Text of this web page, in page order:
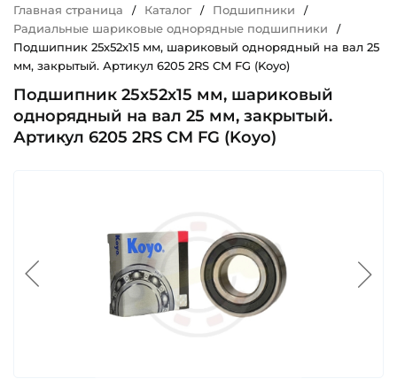
Главная страница / Каталог / Подшипники /
Радиальные шариковые однорядные подшипники /
Подшипник 25х52х15 мм, шариковый однорядный на вал 25
мм, закрытый. Артикул 6205 2RS CM FG (Koyo)
Подшипник 25х52х15 мм, шариковый
однорядный на вал 25 мм, закрытый.
Артикул 6205 2RS CM FG (Koyo)